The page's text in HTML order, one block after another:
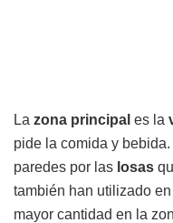
La zona principal es la
pide la comida y bebida.
paredes por las losas
también han utilizado
mayor cantidad en la